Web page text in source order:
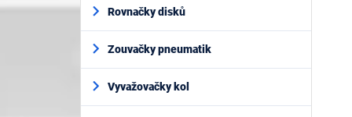
í
e
Rovnačky disků
Zouvačky pneumatik
Vyvažovačky kol